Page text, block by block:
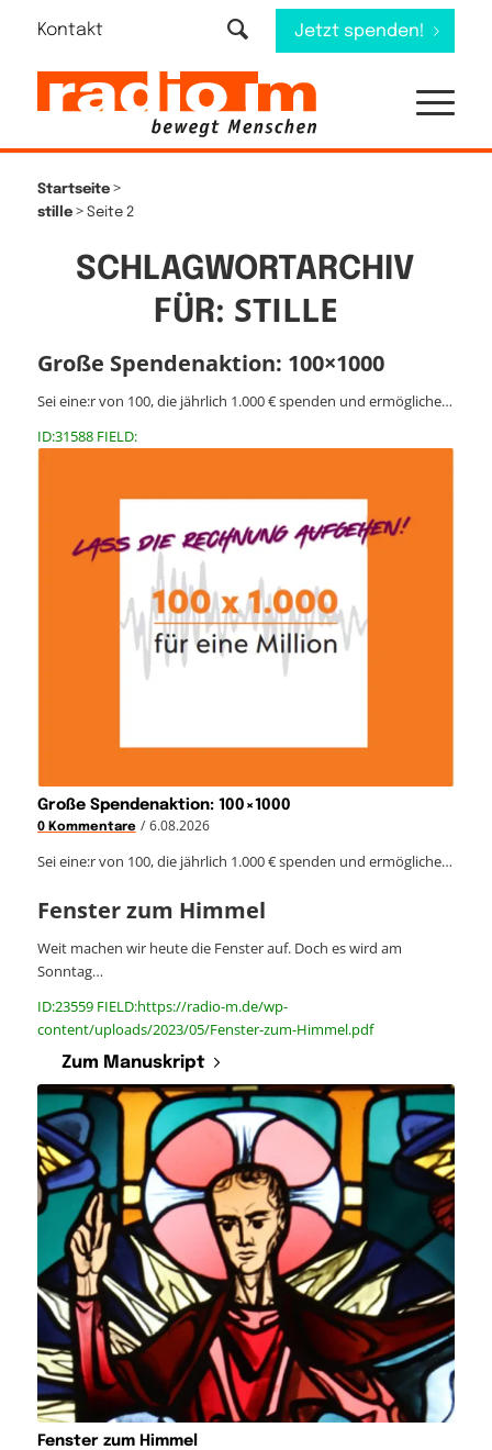
Kontakt Jetzt spenden!
Startseite>
stille> Seite 2
SCHLAGWORTARCHIV
FÜR: STILLE
Große Spendenaktion: 100×1000
Sei eine:r von 100, die jährlich 1.000 € spenden und ermögliche…
ID:31588 FIELD:
Große Spendenaktion: 100×1000
0 Kommentare / 6.08.2026
Sei eine:r von 100, die jährlich 1.000 € spenden und ermögliche…
Fenster zum Himmel
Weit machen wir heute die Fenster auf. Doch es wird am
Sonntag…
ID:23559 FIELD:https://radio-m.de/wp-
content/uploads/2023/05/Fenster-zum-Himmel.pdf
Zum Manuskript
Fenster zum Himmel